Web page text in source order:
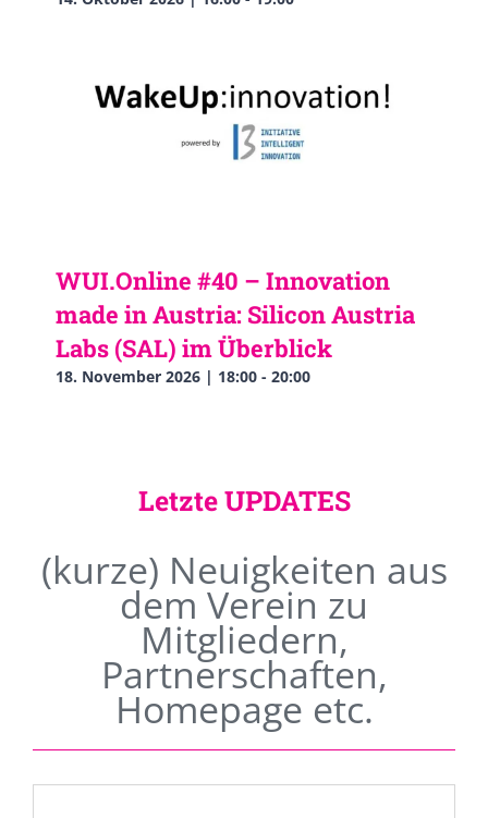
WUI.Online #40 – Innovation
made in Austria: Silicon Austria
Labs (SAL) im Überblick
18. November 2026 | 18:00 - 20:00
Letzte UPDATES
(kurze) Neuigkeiten aus
dem Verein zu
Mitgliedern,
Partnerschaften,
Homepage etc.